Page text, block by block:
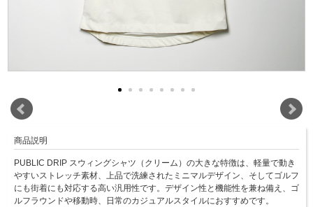
商品説明
PUBLIC DRIP スウィングシャツ（クリーム）の大きな特徴は、軽量で動き
やすいストレッチ素材、上品で洗練されたミニマルデザイン、そしてゴルフ
にも街着にも対応する高い汎用性です。デザイン性と機能性を兼ね備え、ゴ
ルフラウンドや移動時、日常のカジュアルスタイルにおすすめです。